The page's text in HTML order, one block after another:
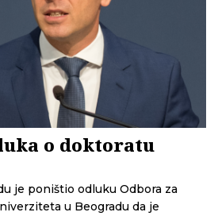
o doktoratu
je poništio odluku Odbora za
u Beogradu da je